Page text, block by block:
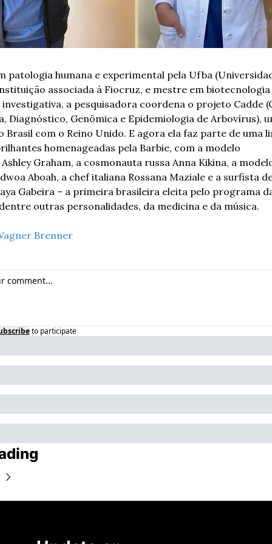
patologia humana e experimental pela Ufba
associada à Fiocruz, e mestre em biotecnologia
a pesquisadora coordena o projeto Cadde
Diagnóstico, Genômica e Epidemiologia de Arbovírus),
Brasil com o Reino Unido. E agora ela faz parte de uma
homenageadas pela Barbie, com a modelo
Graham, a cosmonauta russa Anna Kikina, a
Aboah, a chef italiana Rossana Maziale e a surfista
Gabeira – a primeira brasileira eleita pelo programa
outras personalidades, da medicina e da música.
Brenner
to participate